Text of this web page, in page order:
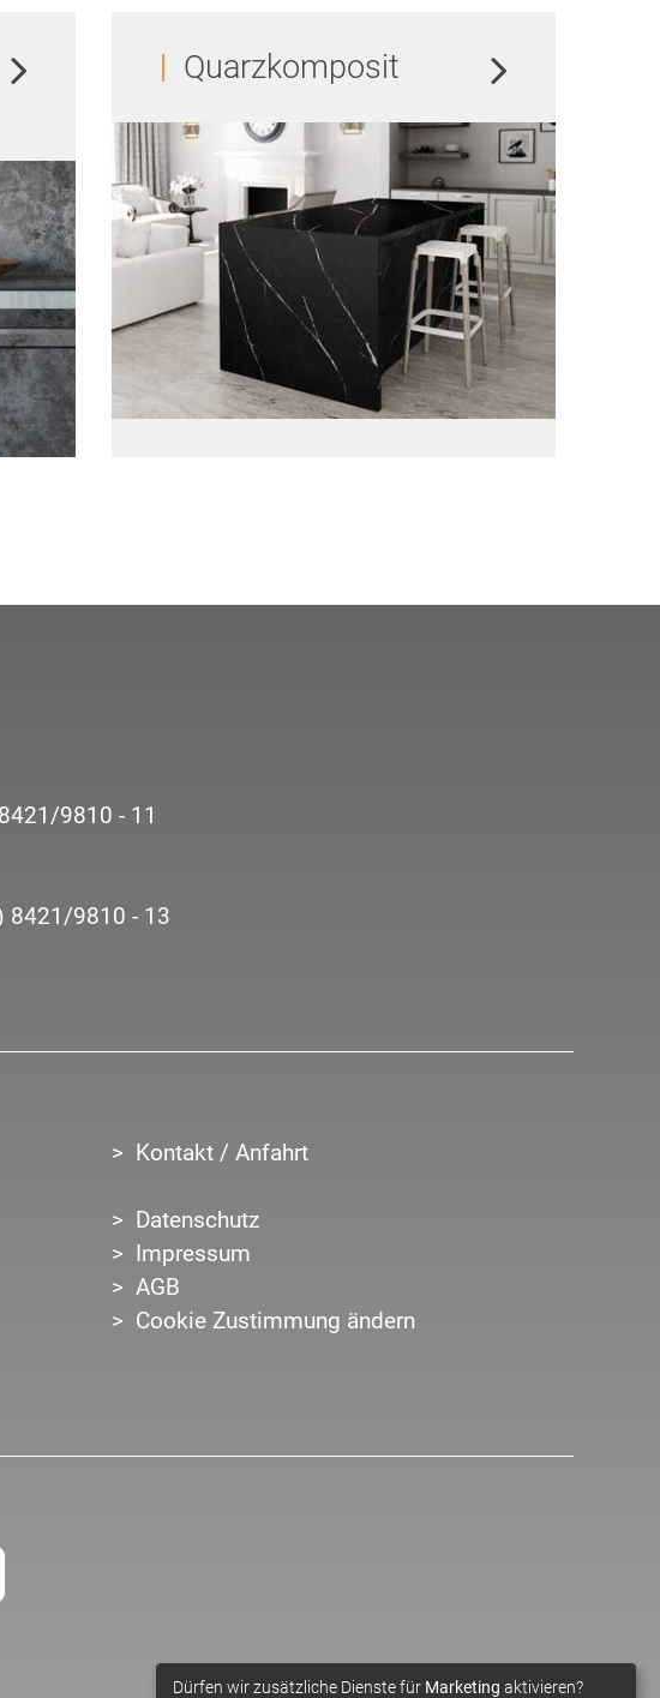
Quarzkomposit
9810 - 11
8421/9810 - 13
Kontakt / Anfahrt
Datenschutz
Impressum
AGB
Cookie Zustimmung ändern
Dürfen wir zusätzliche Dienste für Marketing aktivieren?